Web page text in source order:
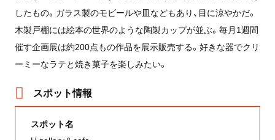
したもの。ガラス製のモビールや皿などもあり、目に涼やかだ。
木製戸棚には絵本の世界のような陶製カップが並ぶ。毎月1週間
催す企画展は約200点もの作品を展示販売する。好きな器でクリ
ーミーなラテと焼き菓子を楽しみたい。
スポット情報
スポット名